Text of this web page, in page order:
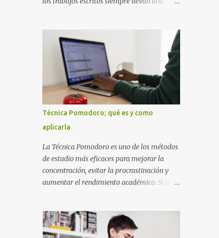
carac...
portada con todos los datos que se necesitan
para presentar durante todo tu ciclo escolar.
Y si tienes amigos también puedes
compartir el enlace de este artículo para que
así como a ti también ellos se puedan guiar
con esta explicación. Los datos esenciales
para una portada para presentar un trabajo
escrito a mano o impreso son los siguientes
y en este orden: Nombre de la escuela o del
instituto (Es muy importante este dato)
Título del trabajo (Puede ser: Ensayo sobre
la lectura, o Informe de computación)
Nombre completo del alumno que va a
maestro o catedrático Ciudad y fecha...
Técnica Pomodoro; qué es y como
aplicarla
La Técnica Pomodoro es uno de los métodos
de estudio más eficaces para mejorar la
concentración, evitar la procrastinación y
aumentar el rendimiento académico. Si tu
cada minuto de estudio sin sentirte agotado.
Técnica Pomodoro: qué es, cómo funciona y